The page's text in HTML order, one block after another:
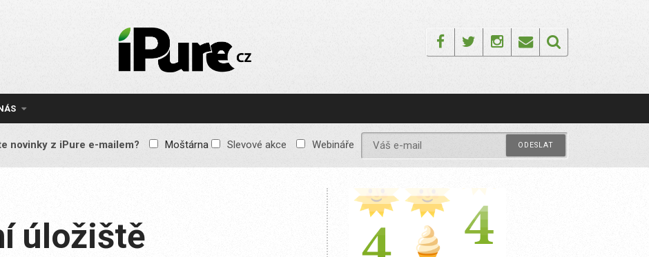
IPURE.CZ
Prémiový Apple e-
reklamy, žádné
obsah pro všechny
FacebookTwitterInstagram
Email
novinky z iPure e-mailem? Moštárna Slevové akce Webináře
úložiště